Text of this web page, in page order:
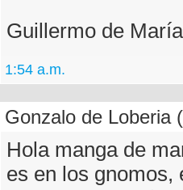
Guillermo de
1:54 a.m.
Gonzalo de Loberia
Hola manga de
es en los gnomos,